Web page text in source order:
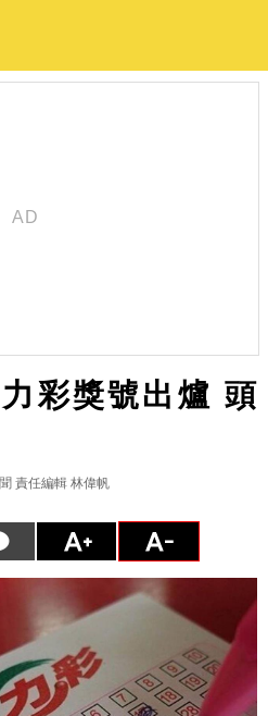
彩獎號出爐 頭
責任編輯 林偉帆